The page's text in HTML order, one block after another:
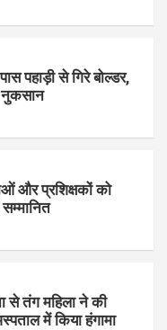
पहाड़ी से गिरे बोल्डर,
नुकसान
और प्रशिक्षकों को
से तंग महिला ने की
में किया हंगामा